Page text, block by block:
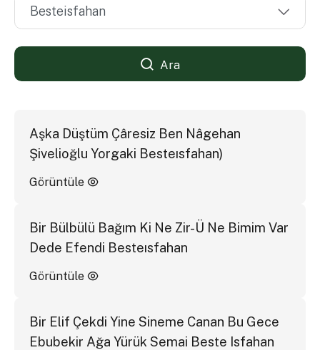
Ara
Aşka Düştüm Çâresiz Ben Nâgehan
Şivelioğlu Yorgaki Besteısfahan)
Görüntüle
Bir Bülbülü Bağım Ki Ne Zir-Ü Ne Bimim Var
Dede Efendi Besteısfahan
Görüntüle
Bir Elif Çekdi Yine Sineme Canan Bu Gece
Ebubekir Ağa Yürük Semai Beste Isfahan